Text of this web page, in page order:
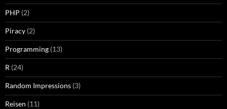
PHP (2)
Piracy (2)
Programming (13)
R (24)
Random Impressions (3)
Reisen (11)